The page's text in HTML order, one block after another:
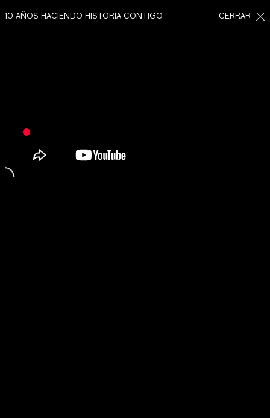
10 AÑOS HACIENDO HISTORIA CONTIGO CERRAR